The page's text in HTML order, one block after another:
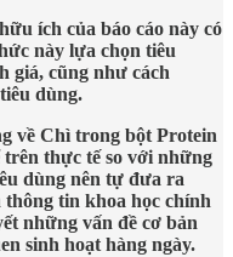
ích của báo cáo này có
này lựa chọn tiêu
giá, cũng như cách
dùng.
về Chì trong bột Protein
thực tế so với những
dùng nên tự đưa ra
tin khoa học chính
những vấn đề cơ bản
sinh hoạt hàng ngày.